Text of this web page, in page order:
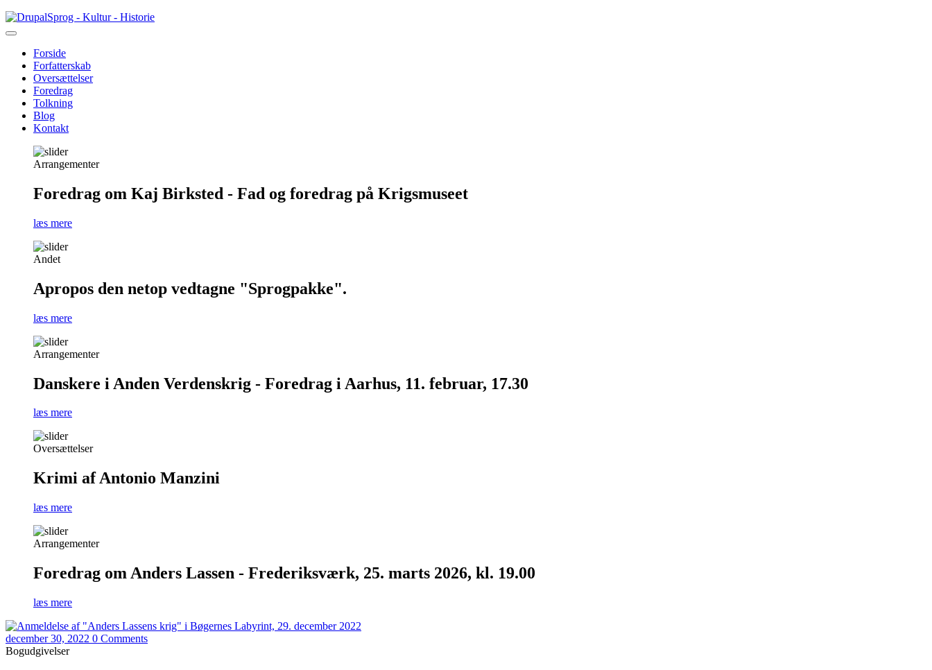
Gå
til
Sprog - Kultur - Historie
Primær
navigation
Forside
Forfatterskab
Oversættelser
Foredrag
Tolkning
Blog
Kontakt
Arrangementer
Foredrag om Kaj Birksted - Fad og foredrag på Krigsmuseet
læs mere
Andet
Apropos den netop vedtagne "Sprogpakke".
læs mere
Arrangementer
Danskere i Anden Verdenskrig - Foredrag i Aarhus, 11. februar, 17.30
læs mere
Oversættelser
Krimi af Antonio Manzini
læs mere
Arrangementer
Foredrag om Anders Lassen - Frederiksværk, 25. marts 2026, kl. 19.00
læs mere
december 30, 2022 0 Comments
Bogudgivelser